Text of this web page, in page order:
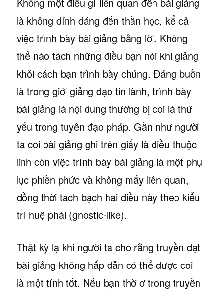
là không dính dáng đến thần học, kể cả
việc trình bày bài giảng bằng lời. Không
thể nào tách những điều bạn nói khi giảng
khỏi cách bạn trình bày chúng. Đáng buồn
là trong giới giảng đạo tin lành, trình bày
bài giảng là nội dung thường bị coi là thứ
yếu trong tuyên đạo pháp. Gần như người
ta coi bài giảng ghi trên giấy là điều thuộc
linh còn việc trình bày bài giảng là một phụ
lục phiền phức và không mấy liên quan,
đồng thời tách bạch hai điều này theo kiểu
trí huệ phái (gnostic-like).
Thật kỳ lạ khi người ta cho rằng truyền đạt
bài giảng không hấp dẫn có thể được coi
là một tính tốt. Nếu bạn thờ ơ trong truyền